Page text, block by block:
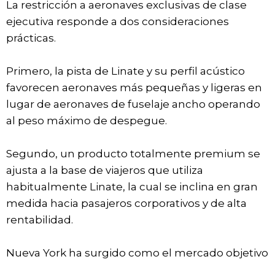
La restricción a aeronaves exclusivas de clase
ejecutiva responde a dos consideraciones
prácticas.
Primero, la pista de Linate y su perfil acústico
favorecen aeronaves más pequeñas y ligeras en
lugar de aeronaves de fuselaje ancho operando
al peso máximo de despegue.
Segundo, un producto totalmente premium se
ajusta a la base de viajeros que utiliza
habitualmente Linate, la cual se inclina en gran
medida hacia pasajeros corporativos y de alta
rentabilidad.
Nueva York ha surgido como el mercado objetivo